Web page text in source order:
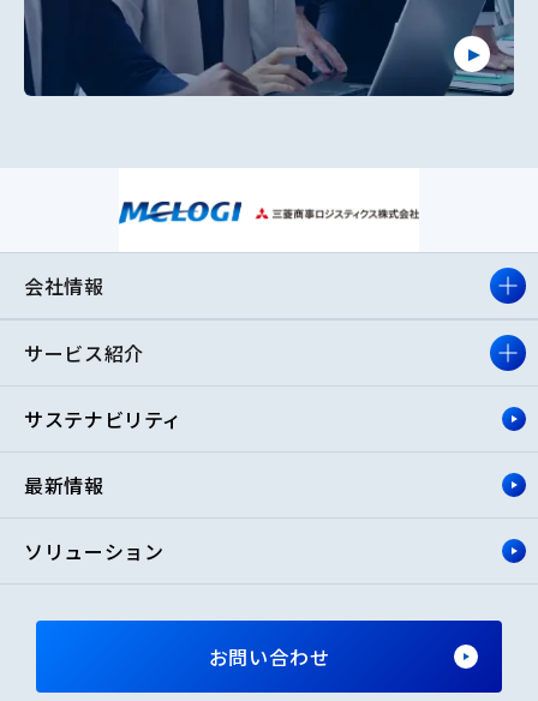
会社情報
サービス紹介
サステナビリティ
最新情報
ソリューション
お問い合わせ